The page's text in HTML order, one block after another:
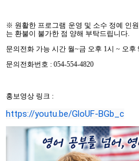
※ 원활한 프로그램 운영 및 소수 정예 인
는 환불이 불가한 점 양해 부탁드립니다.
문의전화 가능 시간 월~금 오후 1시 ~ 오후
문의전화번호 : 054-554-4820
홍보영상 링크 :
https://youtu.be/GloUF-BGb_c